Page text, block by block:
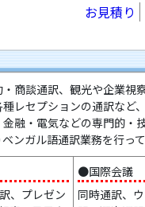
お見積り
商談通訳、観光や企業視
レセプションの通訳など
融・電気などの専門的・
ンガル語通訳業務を行って
、プレゼン
●国際会議
同時通訳、